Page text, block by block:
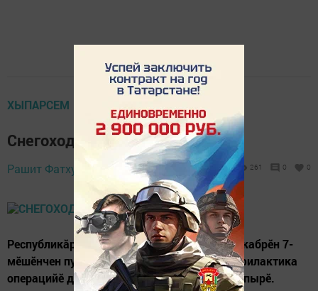
ХЫПАРСЕМ
Снегоходсене тишкереççӗ
Рашит Фатхуллов,
18 December 2020 -
14:09
261 0 0
Республикăри районсенче кăçалхи çулăн декабрӗн 7-
мӗшӗнчен пуçланнă «Снегоход – 2020» профилактика
операцийӗ декабрӗн 26-мӗшӗччен малалла пырӗ.